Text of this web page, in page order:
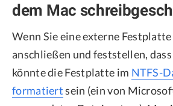
dem Mac
Wenn Sie eine externe
anschließen und feststellen,
könnte die Festplatte im NTFS-
formatiertsein (ein von